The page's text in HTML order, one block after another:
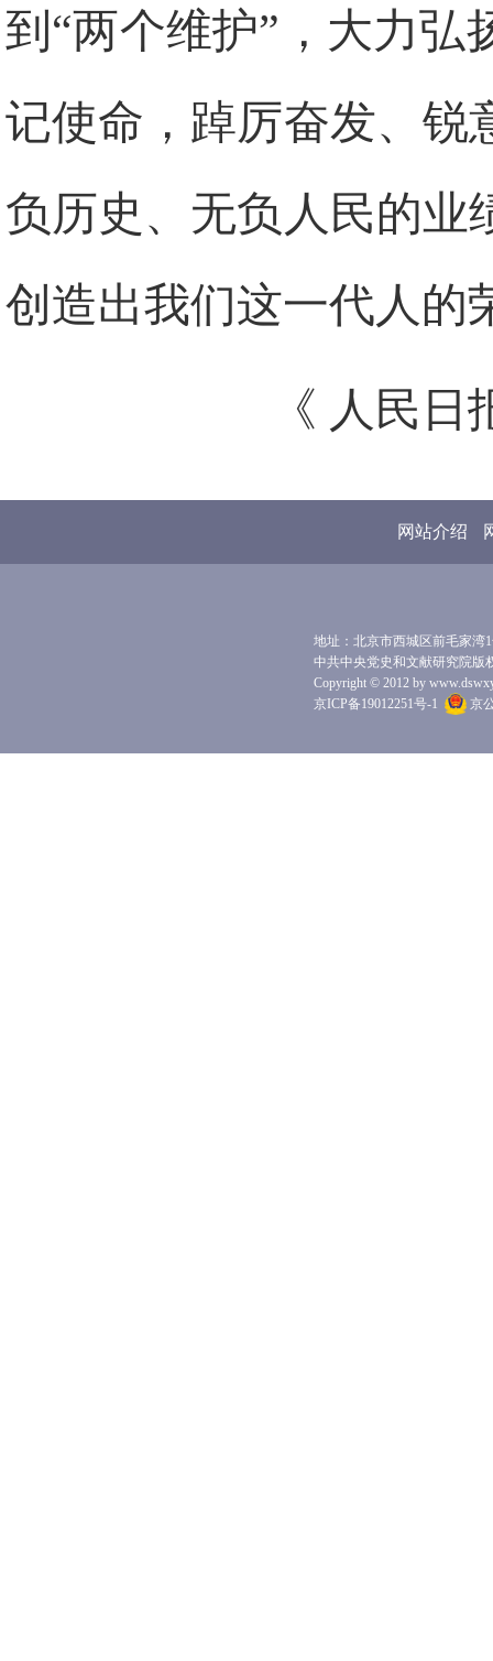
到“两个维护”，大力弘
记使命，踔厉奋发、锐
负历史、无负人民的业
创造出我们这一代人的
《 人民
网站介绍
地址：北京市西城区前毛家湾
中共中央党史和文献研究院版
Copyright © 2012 by
京ICP备19012251号-1
京